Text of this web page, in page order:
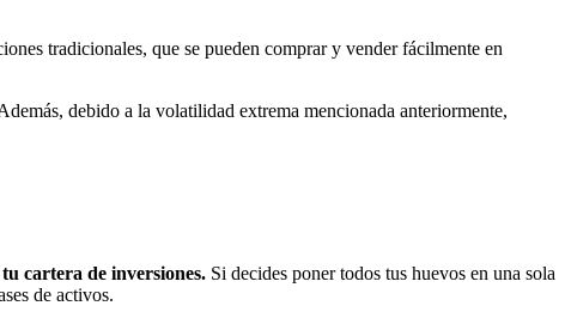
tradicionales, que se pueden comprar y vender fácilmente en
debido a la volatilidad extrema mencionada anteriormente,
cartera de inversiones. Si decides poner todos tus huevos en una sola
de activos.